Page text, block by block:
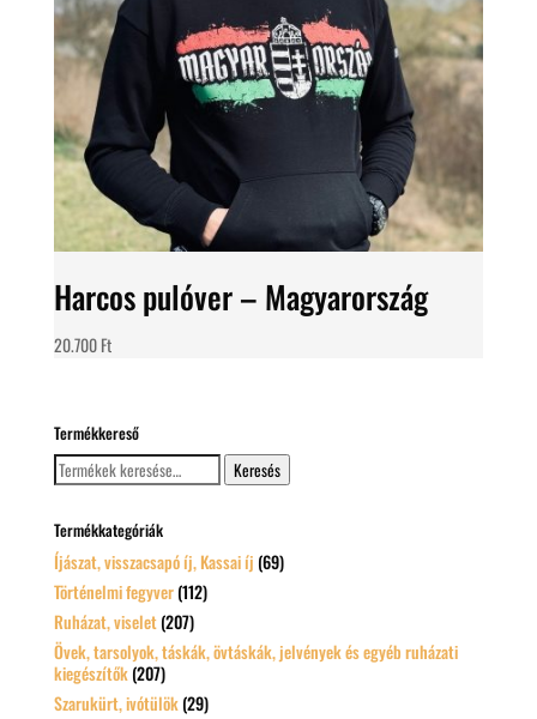
Harcos pulóver – Magyarország
20.700Ft
Termékkereső
Keresés
a
Keresés
Termékkategóriák
Íjászat, visszacsapó íj, Kassai íj (69)
Történelmi fegyver (112)
Ruházat, viselet (207)
Övek, tarsolyok, táskák, övtáskák, jelvények és egyéb ruházati
kiegészítők (207)
Szarukürt, ivótülök (29)